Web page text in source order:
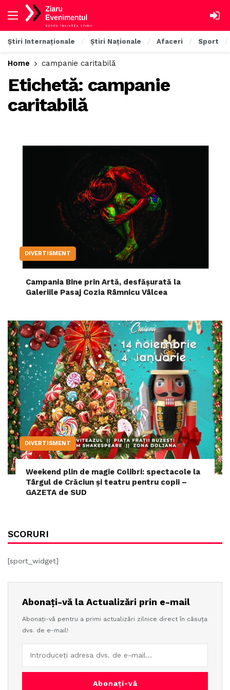
Știri Internaționale Știri Naționale Afaceri Sport
Home campanie caritabilă
Etichetă: campanie
caritabilă
DIVERTISMENT
Campania Bine prin Artă, desfășurată la
Galeriile Pasaj Cozia Râmnicu Vâlcea
DIVERTISMENT
Weekend plin de magie Colibri: spectacole la
Târgul de Crăciun și teatru pentru copii –
GAZETA de SUD
SCORURI
[sport_widget]
Abonați-vă la Actualizări prin e-mail
Abonați-vă pentru a primi actualizări zilnice direct în căsuța
dvs. de e-mail!
Abonați-vă